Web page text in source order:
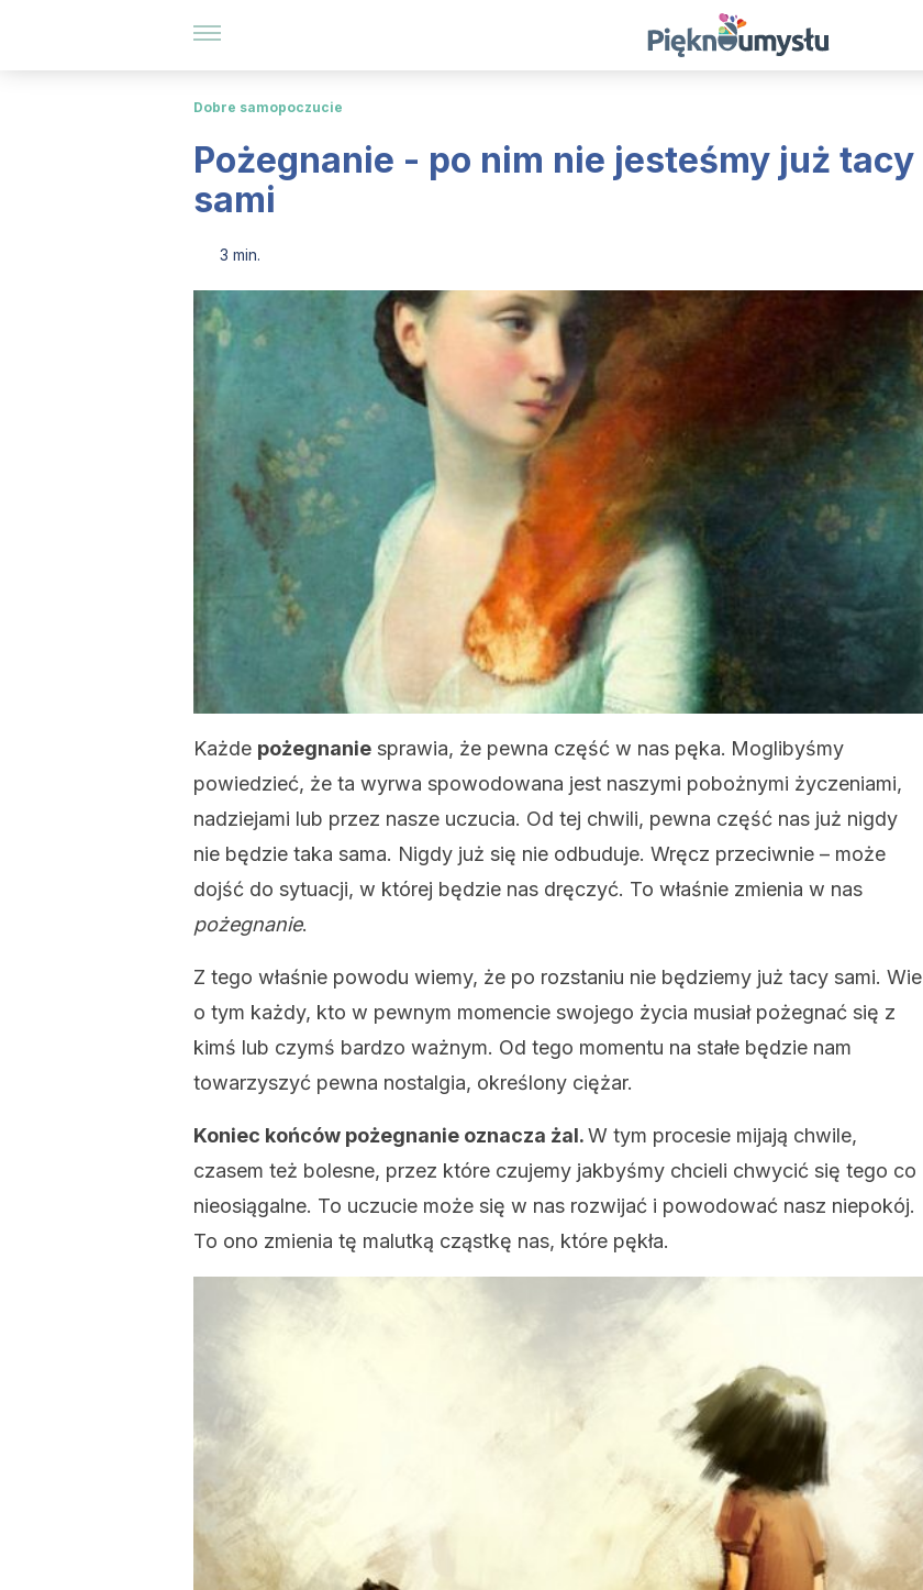
Dobre samopoczucie
Pożegnanie - po nim nie jesteśmy już tacy
sami
3 min.
Każde pożegnanie sprawia, że pewna część w nas pęka. Moglibyśmy
powiedzieć, że ta wyrwa spowodowana jest naszymi pobożnymi życzeniami,
nadziejami lub przez nasze uczucia. Od tej chwili, pewna część nas już nigdy
nie będzie taka sama. Nigdy już się nie odbuduje. Wręcz przeciwnie – może
dojść do sytuacji, w której będzie nas dręczyć. To właśnie zmienia w nas
pożegnanie.
Z tego właśnie powodu wiemy, że po rozstaniu nie będziemy już tacy sami. Wie
o tym każdy, kto w pewnym momencie swojego życia musiał pożegnać się z
kimś lub czymś bardzo ważnym. Od tego momentu na stałe będzie nam
towarzyszyć pewna nostalgia, określony ciężar.
Koniec końców pożegnanie oznacza żal.W tym procesie mijają chwile,
czasem też bolesne, przez które czujemy jakbyśmy chcieli chwycić się tego co
nieosiągalne. To uczucie może się w nas rozwijać i powodować nasz niepokój.
To ono zmienia tę malutką cząstkę nas, które pękła.